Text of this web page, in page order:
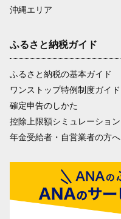
沖縄エリア
ふるさと納税ガイド
ふるさと納税の基本ガイド
ワンストップ特例制度ガイド
確定申告のしかた
控除上限額シミュレーション
年金受給者・自営業者の方へ